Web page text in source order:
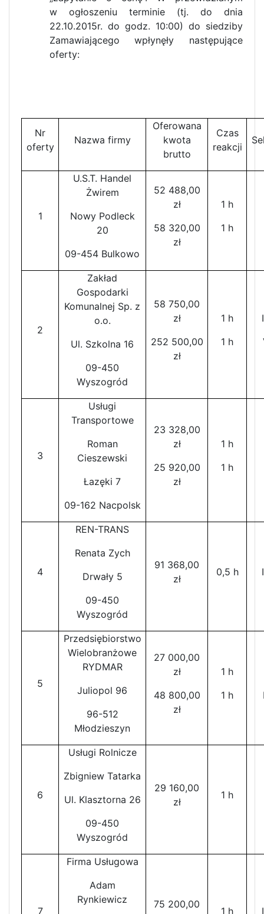
w ogłoszeniu terminie (tj. do dnia
22.10.2015r. do godz. 10:00) do siedziby
Zamawiającego wpłynęły następujące
oferty:
Nr
oferty
Nazwa firmy
Oferowana
kwota
brutto
Czas
reakcji
1
U.S.T. Handel
Żwirem
Nowy Podleck
20
09-454 Bulkowo
52 488,00
zł
58 320,00
zł
1 h
1 h
2
Zakład
Gospodarki
Komunalnej Sp. z
o.o.
Ul. Szkolna 16
09-450
Wyszogród
58 750,00
zł
252 500,00
zł
1 h
1 h
3
Usługi
Transportowe
Roman
Cieszewski
Łazęki 7
09-162 Nacpolsk
23 328,00
zł
25 920,00
zł
1 h
1 h
4
REN-TRANS
Renata Zych
Drwały 5
09-450
Wyszogród
91 368,00
zł
0,5 h
5
Przedsiębiorstwo
Wielobranżowe
RYDMAR
Juliopol 96
96-512
Młodzieszyn
27 000,00
zł
48 800,00
zł
1 h
1 h
6
Usługi Rolnicze
Zbigniew Tatarka
Ul. Klasztorna 26
09-450
Wyszogród
29 160,00
zł
1 h
7
Firma Usługowa
Adam
Rynkiewicz
75 200,00
1 h